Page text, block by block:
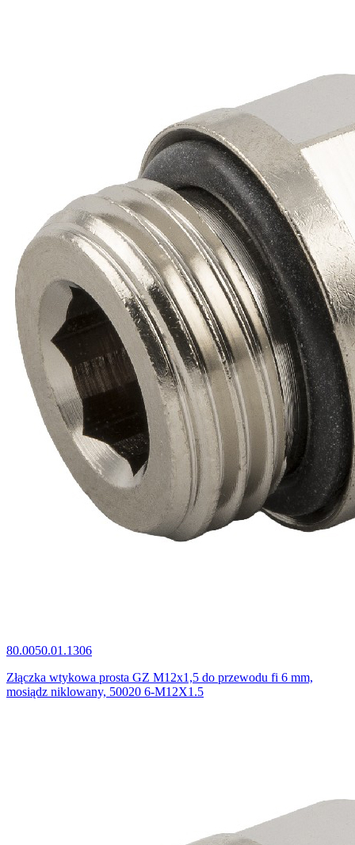
80.0050.01.1306
Złączka wtykowa prosta GZ M12x1,5 do przewodu fi 6 mm,
mosiądz niklowany, 50020 6-M12X1.5